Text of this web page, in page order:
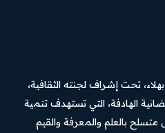
تحت إشراف لجنته الثقافية،
الهادفة، التي تستهدف تنمية
متسلح بالعلم والمعرفة والقيم